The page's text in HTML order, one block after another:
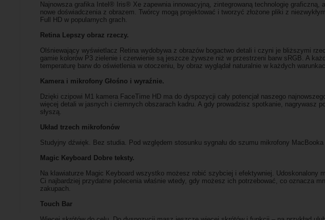
Najnowsza grafika Intel® Iris® Xe zapewnia innowacyjną, zintegrowaną technologię
nowe doświadczenia z obrazem. Twórcy mogą projektować i tworzyć złożone pliki z
Full HD w popularnych grach.
Retina Lepszy obraz rzeczy.
Olśniewający wyświetlacz Retina wydobywa z obrazów bogactwo detali i czyni je bliższymi
gamie kolorów P3 zielenie i czerwienie są jeszcze żywsze niż w przestrzeni barw sRGB. A
temperaturę barw do oświetlenia w otoczeniu, by obraz wyglądał naturalnie w każdych
Kamera i mikrofony Głośno i wyraźnie.
Dzięki czipowi M1 kamera FaceTime HD ma do dyspozycji cały potencjał naszego
więcej detali w jasnych i ciemnych obszarach kadru. A gdy prowadzisz spotkanie, nagrywasz
słyszą.
Układ trzech mikrofonów
Studyjny dźwięk. Bez studia. Pod względem stosunku sygnału do szumu mikrofony
Magic Keyboard Dobre teksty.
Na klawiaturze Magic Keyboard wszystko możesz robić szybciej i efektywniej.
Ci najbardziej przydatne polecenia właśnie wtedy, gdy możesz ich potrzebować, co oznacza
zakupach.
Touch Bar